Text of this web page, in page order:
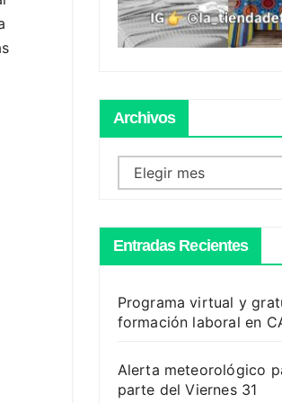
Archivos
Archivos
Entradas Recientes
Programa virtual y
formación laboral en
Alerta meteorológico
parte del Viernes 31